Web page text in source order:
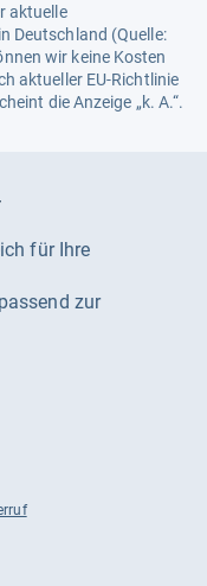
aktuelle
Deutschland (Quelle:
wir keine Kosten
aktueller EU-Richtlinie
die Anzeige „k. A.“.